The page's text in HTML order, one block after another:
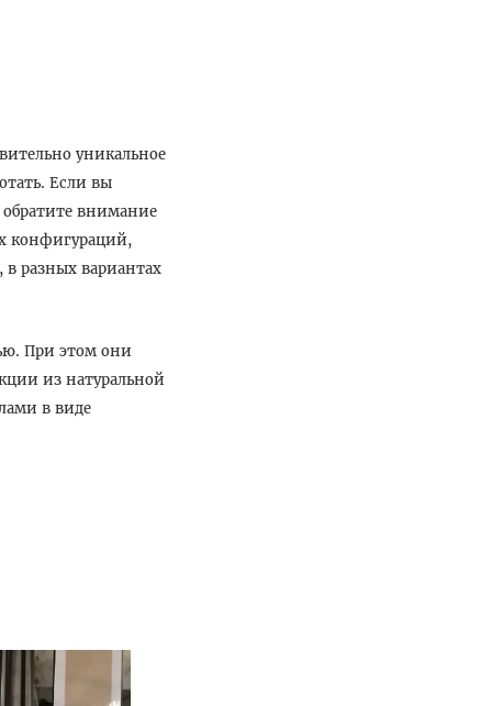
уникальное
Если вы
внимание
конфигураций,
в разных вариантах
При этом они
из натуральной
в виде